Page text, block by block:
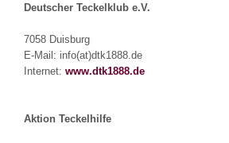
Deutscher Teckelklub e.V.
7058 Duisburg
E-Mail: info(at)dtk1888.de
Internet: www.dtk1888.de
Aktion Teckelhilfe